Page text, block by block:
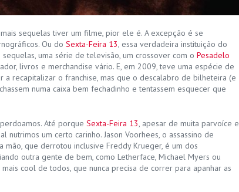
sequelas tiver um filme, pior ele é. A excepção é se
Ou do Sexta-Feira 13, essa verdadeira instituição do
uma série de televisão, um crossover com o Pesadelo
livros e merchandise vário. E, em 2009, teve uma espécie de
recapitalizar o franchise, mas que o descalabro de bilheteira (e
numa caixa bem fechadinho e tentassem esquecer que
Até porque Sexta-Feira 13, apesar de muita parvoíce e
nutrimos um certo carinho. Jason Voorhees, o assassino de
mão, que derrotou inclusive Freddy Krueger, é um dos
outra gente de bem, como Letherface, Michael Myers ou
cool de todos, que nunca precisa de correr para apanhar as